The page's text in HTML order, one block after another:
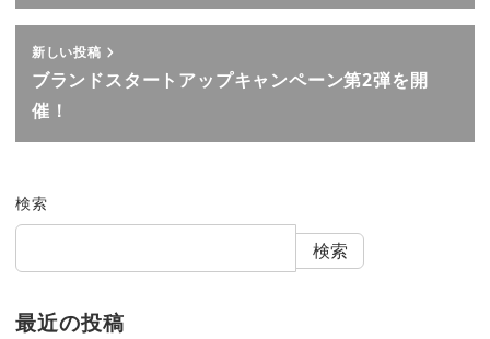
新しい投稿
ブランドスタートアップキャンペーン第2弾を開
催！
検索
検索
最近の投稿